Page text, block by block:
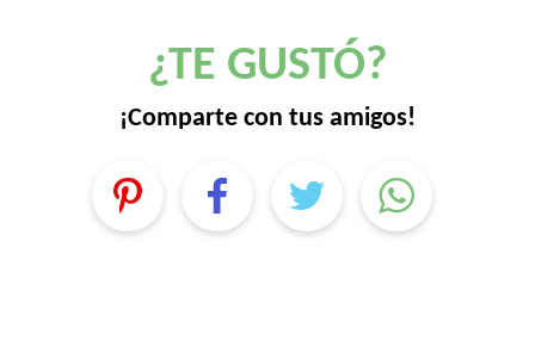
¿TE GUSTÓ?
¡Comparte con tus amigos!